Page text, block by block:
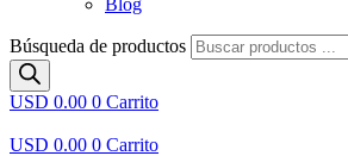
Blog
Búsqueda de productos
USD 0.00 0 Carrito
USD 0.00 0 Carrito